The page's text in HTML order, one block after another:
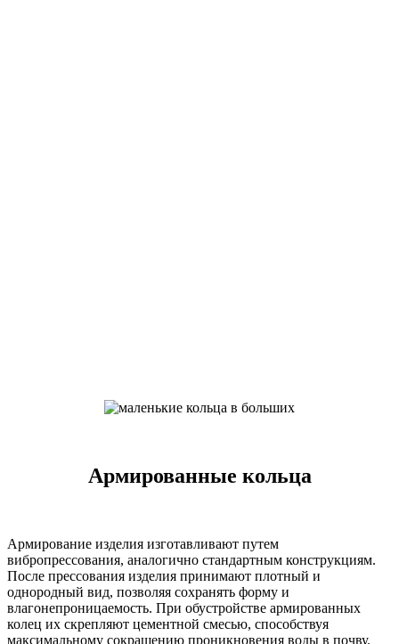
Армированные кольца
Армирование изделия изготавливают путем
вибропрессования, аналогично стандартным конструкциям.
После прессования изделия принимают плотный и
однородный вид, позволяя сохранять форму и
влагонепроницаемость. При обустройстве армированных
колец их скрепляют цементной смесью, способствуя
максимальному сокращению проникновения воды в почву.